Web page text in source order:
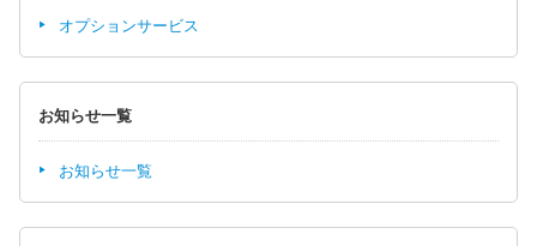
オプションサービス
お知らせ一覧
お知らせ一覧